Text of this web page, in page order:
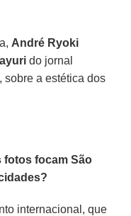
André Ryoki
do jornal
sobre a estética dos
fotos focam São
internacional, que